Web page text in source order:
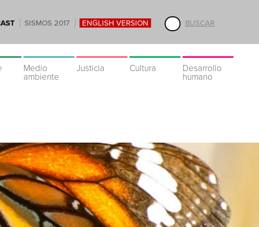
BUSCAR
SISMOS 2017 ENGLISH VERSION
Medio
ambiente
Justicia Cultura
Desarrollo
humano